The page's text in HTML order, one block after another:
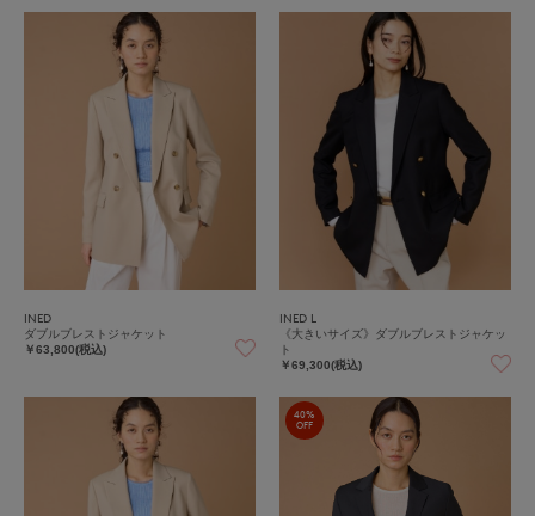
INED
ダブルブレストジャケット
￥63,800(税込)
INED L
《大きいサイズ》ダブルブレストジャケッ
ト
￥69,300(税込)
40%
OFF